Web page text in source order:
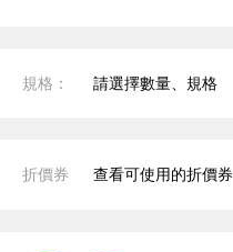
規格： 請選擇數量、規格
折價券 查看可使用的折價券